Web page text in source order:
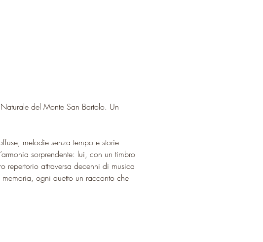
del Monte San Bartolo. Un
melodie senza tempo e storie
sorprendente: lui, con un timbro
attraversa decenni di musica
ogni duetto un racconto che